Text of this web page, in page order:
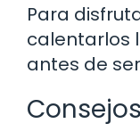
Para
calentarlos
antes de